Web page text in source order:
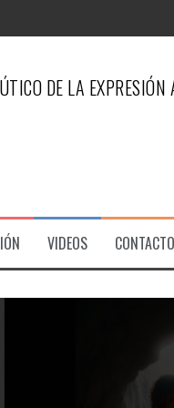
DE LA
VIDEOS CONTACTO